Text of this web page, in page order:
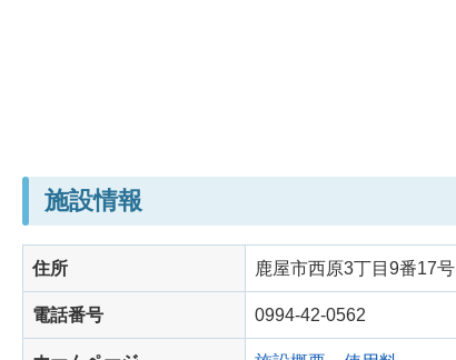
施設情報
住所 鹿屋市西原3丁目9番17号
電話番号 0994-42-0562